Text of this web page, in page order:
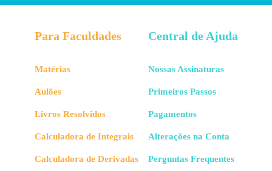
Para Faculdades
Matérias
Aulões
Livros Resolvidos
Calculadora de Integrais
Calculadora de Derivadas
Central de Ajuda
Nossas Assinaturas
Primeiros Passos
Pagamentos
Alterações na Conta
Perguntas Frequentes